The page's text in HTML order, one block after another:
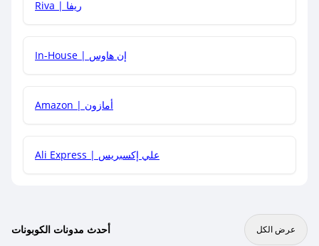
هل يمكنني جمع كود خصم مع العروض الأخرى؟
Riva | ريفا
In-House | إن هاوس
Amazon | أمازون
Ali Express | علي إكسبريس
أحدث مدونات الكوبونات عرض الكل